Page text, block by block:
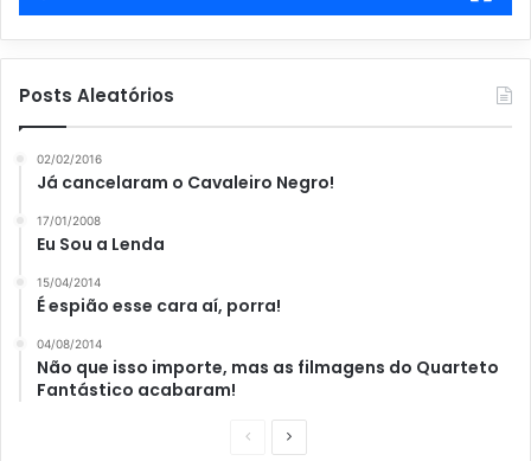
Posts Aleatórios
02/02/2016
Já cancelaram o Cavaleiro Negro!
17/01/2008
Eu Sou a Lenda
15/04/2014
É espião esse cara aí, porra!
04/08/2014
Não que isso importe, mas as filmagens do Quarteto
Fantástico acabaram!